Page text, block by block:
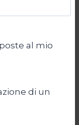
al mio
di un